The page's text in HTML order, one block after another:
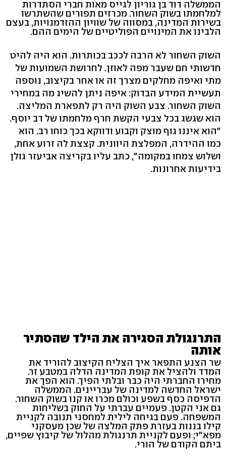
הממשלה דוד בן גוריון לגייס מאות חברי הסתדרות
למלחמתו בשוק השחור. מכרזים תפורים שהשתרשו
בשירות המדינה, במסווה של שוויון ההזדמנויות, בעצם
הלבינו את המינויים הפוליטיים של הימים ההם.
השוק השחור לא הרבה לככב בכותרות. הוא היה להיט
חדשותי חם שעבר מפה לאוזן. לחרושת השמועות של
מתי ואיפה מחלקים מצרך זה או אחר בקיצוב, נוספה
תעשיית המידע הבדוק: איפה ניתן להשיג מה במחירי
השוק השחור. צבע השוק היה רק לתפארת המליצה.
הוא שגשג בכל צבעי הקשת חרף מלחמתו של דב יוסף.
"הוא איננו גוף מוצק וקבוע ודווקא בכך כוחו רב. הוא
כמו ההידרה, המפלצת היוונית. קצצת לה זרוע אחת,
ושלוש צמחו במקומה", כתב עליו בקריצה אביעזר גולן
בידיעות אחרונות.
התרנגולת הסגירה את הילד שהסתיר
אותה
שר הצנע התפאר איך הצליח הקיצוב להוריד את
המדד ולהציל את קופת המדינה הדלה במטבע זר.
מחירו החברתי היה כבר ובלתי הפיך. הוא הפך את
ישראל החדשה למדינה של עבריינים. הממשלה
הדפיסה כסף בשפע וכולם מכרו או קנו בשוק השחור.
גם אני הקטן. פעמיים עברתי על החוק בשליחות
המשפחה. פעם בגיחה לילית למחסני תנובה לקניית
קילו בננות בעזרת פתק המלצה של שכן מעסקני
מפא"י; ופעם לקניית תרנגולת מהלול של קיבוץ שפיים,
ביתם הקודם של הורי.